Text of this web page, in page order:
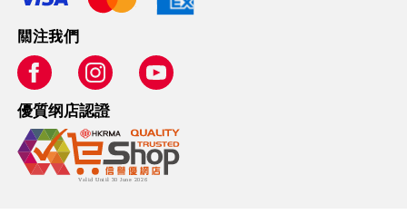
關注我們
優質纲店認證